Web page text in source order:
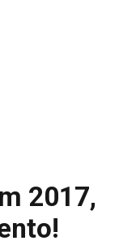
2017,